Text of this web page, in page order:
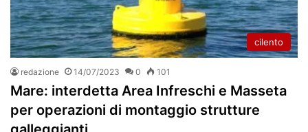
cilento
redazione 14/07/2023 0 101
Mare: interdetta Area Infreschi e Masseta
per operazioni di montaggio strutture